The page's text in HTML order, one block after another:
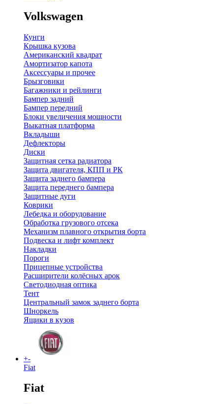
Volkswagen
Кунги
Крышка кузова
Американский квадрат
Амортизатор капота
Аксессуары и прочее
Брызговики
Багажники и рейлинги
Бампер задний
Бампер передний
Блоки увеличения мощности
Выкатная платформа
Вкладыши
Дефлекторы
Диски
Защитная сетка радиатора
Защита двигателя, КПП и РК
Защита заднего бампера
Защита переднего бампера
Защитные дуги
Коврики
Лебедка и оборудование
Обработка грузового отсека
Механизм плавного открытия борта
Подвеска и лифт комплект
Накладки
Пороги
Прицепные устройства
Расширители колёсных арок
Светодиодная оптика
Тент
Центральный замок заднего борта
Шноркель
Ящики в кузов
+-
Fiat
Fiat